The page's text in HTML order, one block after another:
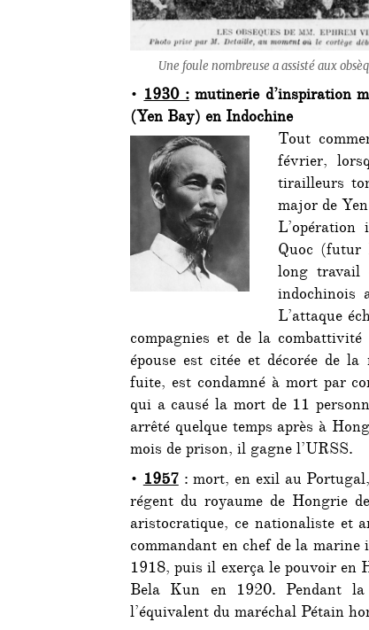
Une foule nombreuse a assisté aux
•1930 :mutinerie d’inspiration
(Yen Bay) en Indochine
Tout
février,
tirailleurs
major de
Quoc
long travail
indochinois
L’attaque
compagnies et de la
épouse est citée et décorée de
fuite, est condamné à mort par
qui a causé la mort de 11
arrêté quelque temps après à
mois de prison, il gagne l’URSS.
•1957 : mort, en exil au
régent du royaume de Hongrie
aristocratique, ce nationaliste et
commandant en chef de la
1918, puis il exerça le pouvoir en
Bela Kun en 1920. Pendant
l’équivalent du maréchal Pétain